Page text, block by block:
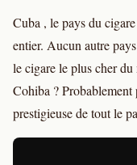
Cuba , le pays du
entier. Aucun autre
le cigare le plus cher
Cohiba ? Probablement
prestigieuse de tout le